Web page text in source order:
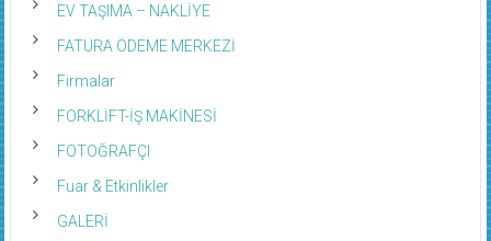
EV TAŞIMA – NAKLİYE
FATURA ÖDEME MERKEZİ
Firmalar
FORKLİFT-İŞ MAKİNESİ
FOTOĞRAFÇI
Fuar & Etkinlikler
GALERİ